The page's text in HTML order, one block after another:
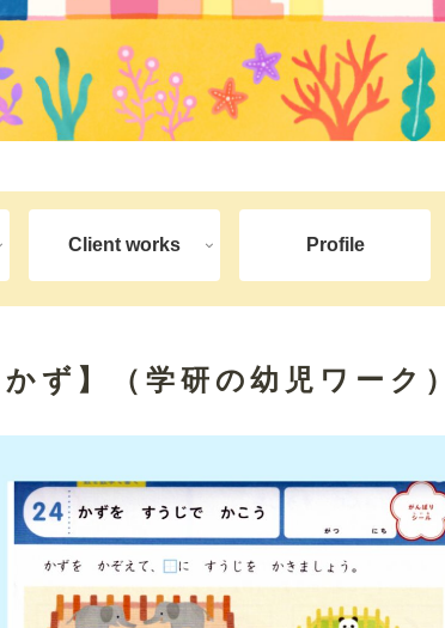
Client works Profile
】（学研の幼児ワーク）